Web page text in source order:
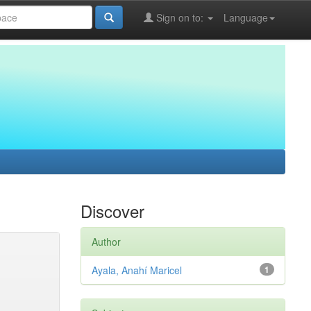
Language
Sign on to:
Discover
Author
1
Ayala, Anahí Maricel